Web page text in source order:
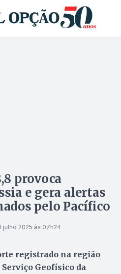
provoca
e gera alertas
pelo Pacífico
julho 2025 às 07h24
registrado na região
Serviço Geofísico da